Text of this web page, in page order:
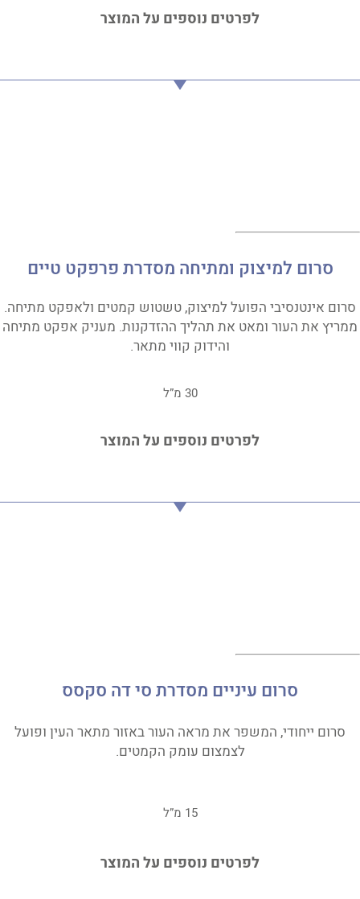
לפרטים נוספים על המוצר
סרום למיצוק ומתיחה מסדרת פרפקט טיים
סרום אינטנסיבי הפועל למיצוק, טשטוש קמטים ולאפקט מתיחה.
ממריץ את העור ומאט את תהליך ההזדקנות. מעניק אפקט מתיחה
והידוק קווי מתאר.
30 מ”ל
לפרטים נוספים על המוצר
סרום עיניים מסדרת סי דה סקסס
סרום ייחודי, המשפר את מראה העור באזור מתאר העין ופועל
לצמצום עומק הקמטים.
15 מ”ל
לפרטים נוספים על המוצר